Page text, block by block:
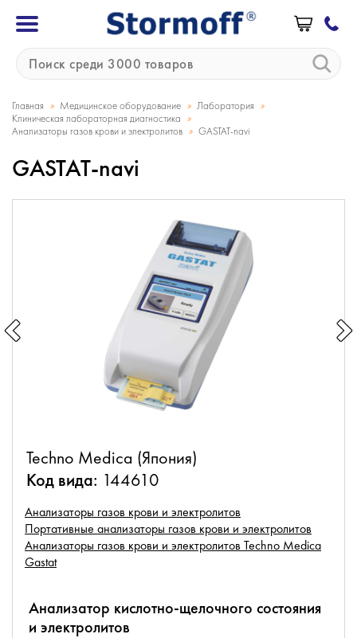
Главная » Медицинское оборудование » Лаборатория »
Клиническая лабораторная диагностика »
Анализаторы газов крови и электролитов » GASTAT-navi
GASTAT-navi
Techno Medica (Япония)
Код вида: 144610
Анализаторы газов крови и электролитов
Портативные анализаторы газов крови и электролитов
Анализаторы газов крови и электролитов Techno Medica
Gastat
Анализатор кислотно-щелочного состояния
и электролитов